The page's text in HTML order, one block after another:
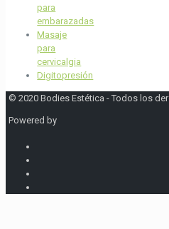
para
embarazadas
Masaje
para
cervicalgia
Digitopresión
© 2020 Bodies Estética - Todos los
Powered by